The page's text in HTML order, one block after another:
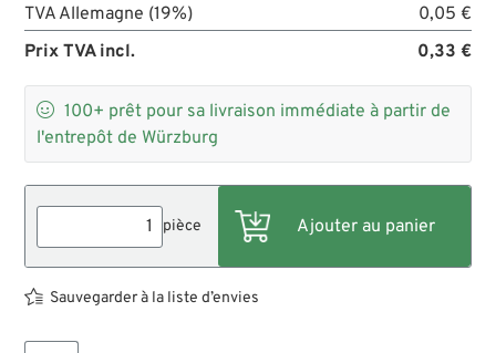
TVA Allemagne (19%)
0,05 €
Prix TVA incl.
0,33 €
 100+ prêt pour sa livraison immédiate à partir de
l'entrepôt de Würzburg
pièce
Sauvegarder à la liste d’envies